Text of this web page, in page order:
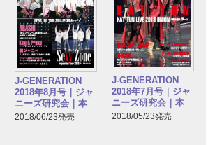
J-GENERATION
2018年8月号｜ジャ
ニーズ研究会｜本
2018/06/23発売
J-GENERATION
2018年7月号｜ジャ
ニーズ研究会｜本
2018/05/23発売